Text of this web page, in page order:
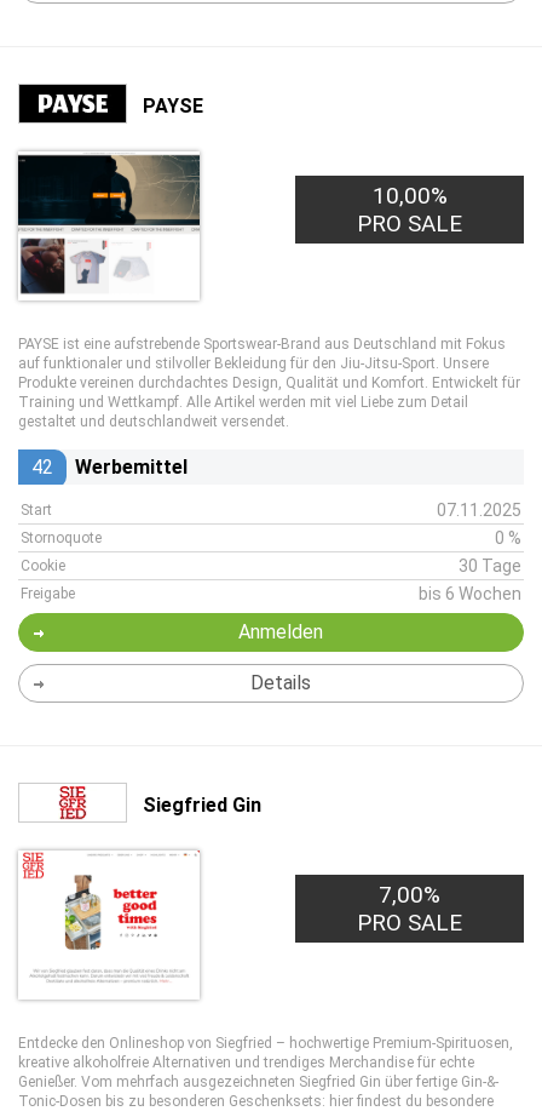
PAYSE
10,00%
PRO SALE
PAYSE ist eine aufstrebende Sportswear-Brand aus Deutschland mit Fokus
auf funktionaler und stilvoller Bekleidung für den Jiu-Jitsu-Sport. Unsere
Produkte vereinen durchdachtes Design, Qualität und Komfort. Entwickelt für
Training und Wettkampf. Alle Artikel werden mit viel Liebe zum Detail
gestaltet und deutschlandweit versendet.
42 Werbemittel
Start 07.11.2025
Stornoquote 0 %
Cookie 30 Tage
Freigabe bis 6 Wochen
Anmelden
Details
Siegfried Gin
7,00%
PRO SALE
Entdecke den Onlineshop von Siegfried – hochwertige Premium-Spirituosen,
kreative alkoholfreie Alternativen und trendiges Merchandise für echte
Genießer. Vom mehrfach ausgezeichneten Siegfried Gin über fertige Gin-&-
Tonic-Dosen bis zu besonderen Geschenksets: hier findest du besondere